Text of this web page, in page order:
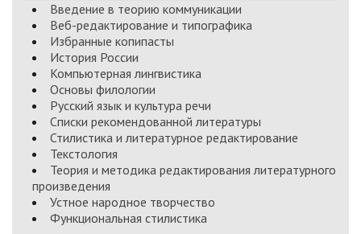
Введение в теорию коммуникации
Веб-редактирование и типографика
Избранные копипасты
История России
Компьютерная лингвистика
Основы филологии
Русский язык и культура речи
Списки рекомендованной литературы
Стилистика и литературное редактирование
Текстология
Теория и методика редактирования литературного
произведения
Устное народное творчество
Функциональная стилистика